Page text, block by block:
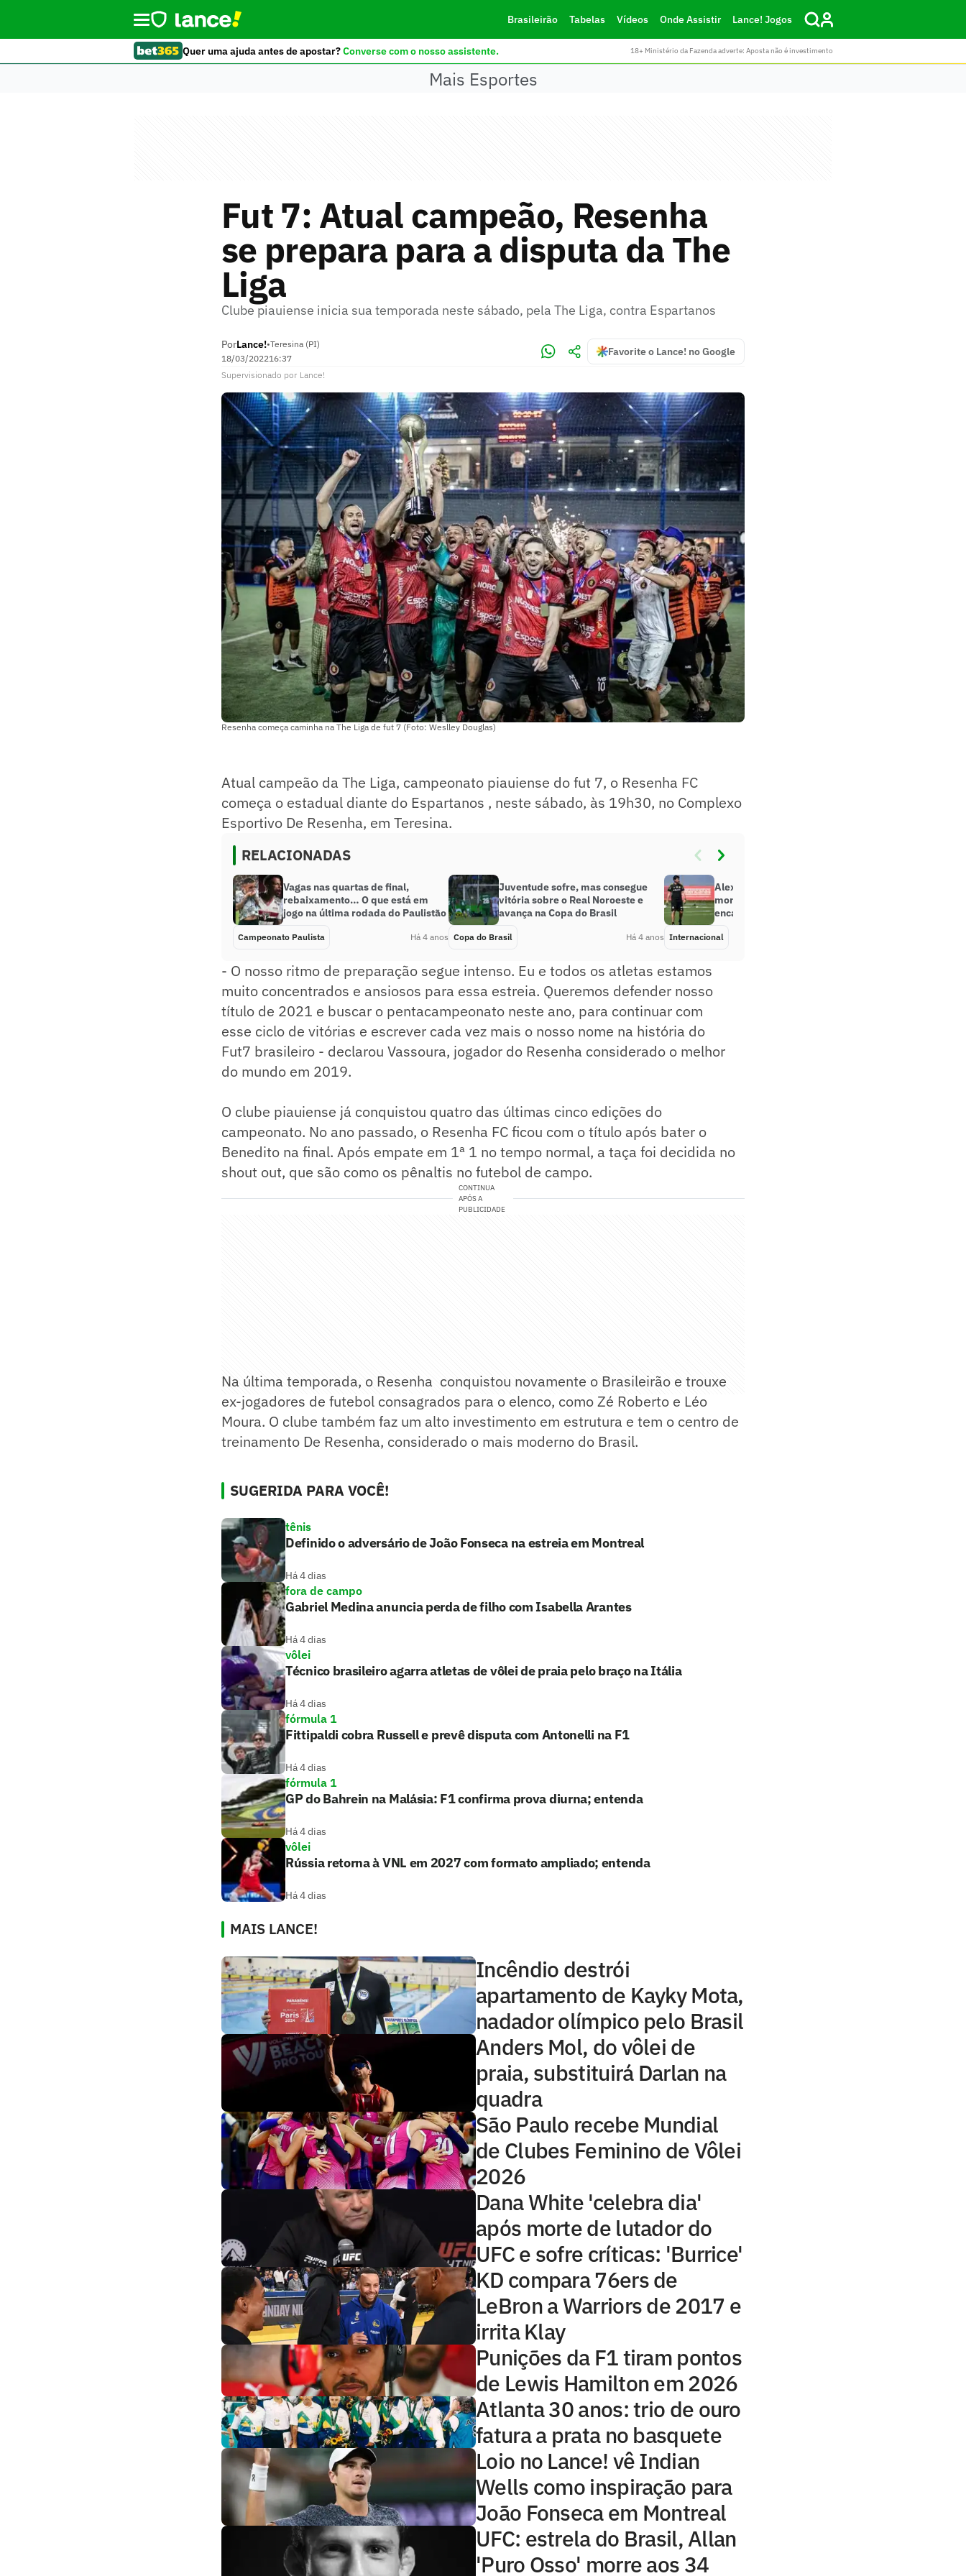
Brasileirão Tabelas Vídeos Onde Assistir Lance! Jogos
Quer uma ajuda antes de apostar?Converse com o nosso assistente. 18+ Ministério da Fazenda adverte: Aposta não é investimento
Mais Esportes
Fut 7: Atual campeão, Resenha
se prepara para a disputa da The
Liga
Clube piauiense inicia sua temporada neste sábado, pela The Liga, contra Espartanos
PorLance!•Teresina (PI)
18/03/202216:37
Favorite o Lance! no Google
Supervisionado por Lance!
Resenha começa caminha na The Liga de fut 7 (Foto: Weslley Douglas)
Atual campeão da The Liga, campeonato piauiense do fut 7, o Resenha FC
começa o estadual diante do Espartanos , neste sábado, às 19h30, no Complexo
Esportivo De Resenha, em Teresina.
RELACIONADAS
Vagas nas quartas de final,
rebaixamento… O que está em
jogo na última rodada do Paulistão
Campeonato Paulista Há 4 anos
Juventude sofre, mas consegue
vitória sobre o Real Noroeste e
avança na Copa do Brasil
Copa do Brasil Há 4 anos
Alexander Medina começa a
montar o Internacional para
encarar o Grêmio
Internacional
- O nosso ritmo de preparação segue intenso. Eu e todos os atletas estamos
muito concentrados e ansiosos para essa estreia. Queremos defender nosso
título de 2021 e buscar o pentacampeonato neste ano, para continuar com
esse ciclo de vitórias e escrever cada vez mais o nosso nome na história do
Fut7 brasileiro - declarou Vassoura, jogador do Resenha considerado o melhor
do mundo em 2019.
O clube piauiense já conquistou quatro das últimas cinco edições do
campeonato. No ano passado, o Resenha FC ficou com o título após bater o
Benedito na final. Após empate em 1ª 1 no tempo normal, a taça foi decidida no
shout out, que são como os pênaltis no futebol de campo.
CONTINUA
APÓS A
PUBLICIDADE
Na última temporada, o Resenha conquistou novamente o Brasileirão e trouxe
ex-jogadores de futebol consagrados para o elenco, como Zé Roberto e Léo
Moura. O clube também faz um alto investimento em estrutura e tem o centro de
treinamento De Resenha, considerado o mais moderno do Brasil.
SUGERIDA PARA VOCÊ!
tênis
Definido o adversário de João Fonseca na estreia em Montreal
Há 4 dias
fora de campo
Gabriel Medina anuncia perda de filho com Isabella Arantes
Há 4 dias
vôlei
Técnico brasileiro agarra atletas de vôlei de praia pelo braço na Itália
Há 4 dias
fórmula 1
Fittipaldi cobra Russell e prevê disputa com Antonelli na F1
Há 4 dias
fórmula 1
GP do Bahrein na Malásia: F1 confirma prova diurna; entenda
Há 4 dias
vôlei
Rússia retorna à VNL em 2027 com formato ampliado; entenda
Há 4 dias
MAIS LANCE!
Incêndio destrói
apartamento de Kayky Mota,
nadador olímpico pelo Brasil
Anders Mol, do vôlei de
praia, substituirá Darlan na
quadra
São Paulo recebe Mundial
de Clubes Feminino de Vôlei
2026
Dana White 'celebra dia'
após morte de lutador do
UFC e sofre críticas: 'Burrice'
KD compara 76ers de
LeBron a Warriors de 2017 e
irrita Klay
Punições da F1 tiram pontos
de Lewis Hamilton em 2026
Atlanta 30 anos: trio de ouro
fatura a prata no basquete
Loio no Lance! vê Indian
Wells como inspiração para
João Fonseca em Montreal
UFC: estrela do Brasil, Allan
'Puro Osso' morre aos 34